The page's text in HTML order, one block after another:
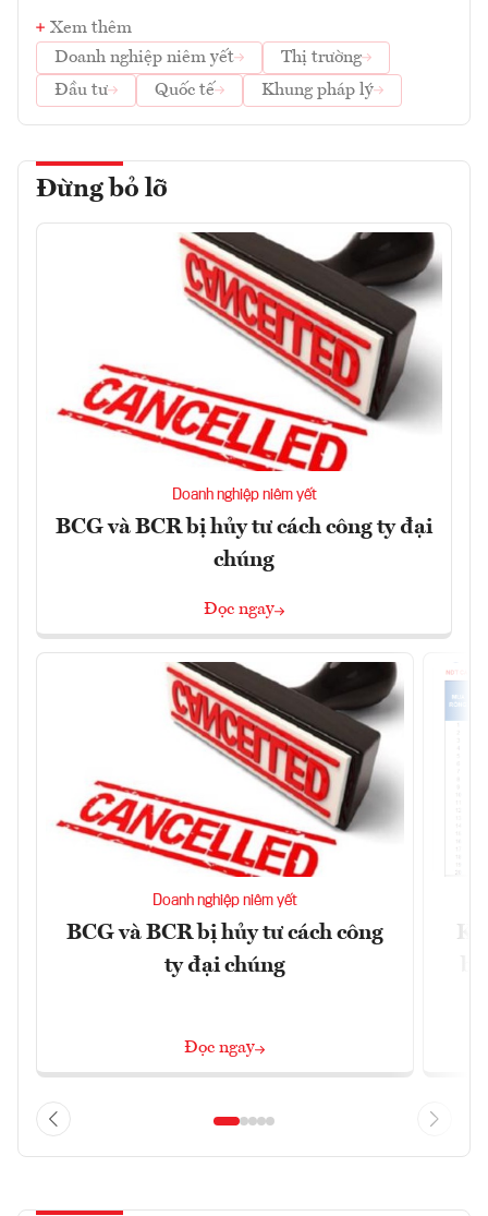
Xem thêm
Doanh nghiệp niêm yết
Thị trường
Đầu tư
Quốc tế Khung pháp lý
Đừng bỏ lỡ
Doanh nghiệp niêm yết
BCG và BCR bị hủy tư cách công ty đại
chúng
Đọc ngay
Doanh nghiệp niêm yết
BCG và BCR bị hủy tư cách công
ty đại chúng
Đọc ngay